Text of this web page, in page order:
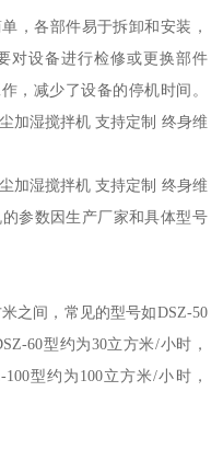
，各部件易于拆卸和安装，
对设备进行检修或更换部件
，减少了设备的停机时间。
加湿搅拌机 支持定制 终身维
加湿搅拌机 支持定制 终身维
参数因生产厂家和具体型号
之间，常见的型号如DSZ-50
60型约为30立方米/小时，
型约为100立方米/小时，